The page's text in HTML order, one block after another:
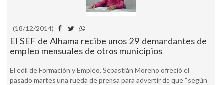
(18/12/2014)
El SEF de Alhama recibe unos 29 demandantes de
empleo mensuales de otros municipios
El edil de Formación y Empleo, Sebastián Moreno ofreció el
pasado martes una rueda de prensa para advertir de que “según